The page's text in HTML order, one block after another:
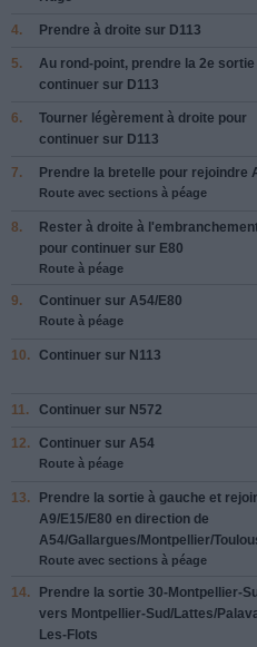
4. Prendre à droite sur D113
5. Au rond-point, prendre la 2e sortie
continuer sur D113
6. Tourner légèrement à droite pour
continuer sur D113
7. Prendre la bretelle pour rejoindre
Route avec sections à péage
8. Rester à droite à
pour continuer sur E80
Route à péage
9. Continuer sur A54/E80
Route à péage
10. Continuer sur N113
11. Continuer sur N572
12. Continuer sur A54
Route à péage
13. Prendre la sortie à gauche et
A9/E15/E80 en direction de
A54/Gallargues/Montpellier/
Route avec sections à péage
14. Prendre la sortie 30-Montpellier-
vers Montpellier-Sud/Lattes/
Les-Flots